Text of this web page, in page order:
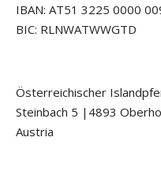
IBAN: AT51 3225 0000
BIC: RLNWATWWGTD
Österreichischer
Steinbach 5 |4893
Austria